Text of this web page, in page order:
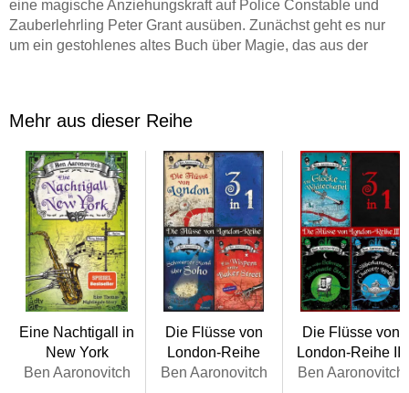
eine magische Anziehungskraft auf Police Constable und
Zauberlehrling Peter Grant ausüben. Zunächst geht es nur
um ein gestohlenes altes Buch über Magie, das aus der
Architekt, hatte sich einst in seiner Zeit am Bauhaus offenbar
befasst. Was erklären könnte, warum der Skygarden Tower
einen unablässigen Strom von begabten Künstlern,
Politikern, Drogendealern, Serienmördern und Irren
hervorgebracht hat. Und warum der unheimliche
gesichtslose Magier, den Peter noch in schlechtester
Erinnerung hat, ein so eingehendes Interesse daran an den
Tag legt . . .
Mehr aus dieser Reihe
Eine Nachtigall in
New York
Ben Aaronovitch
Die Flüsse von
London-Reihe
Ben Aaronovitch
Die Flüsse von
London-Reihe III
Ben Aaronovitch